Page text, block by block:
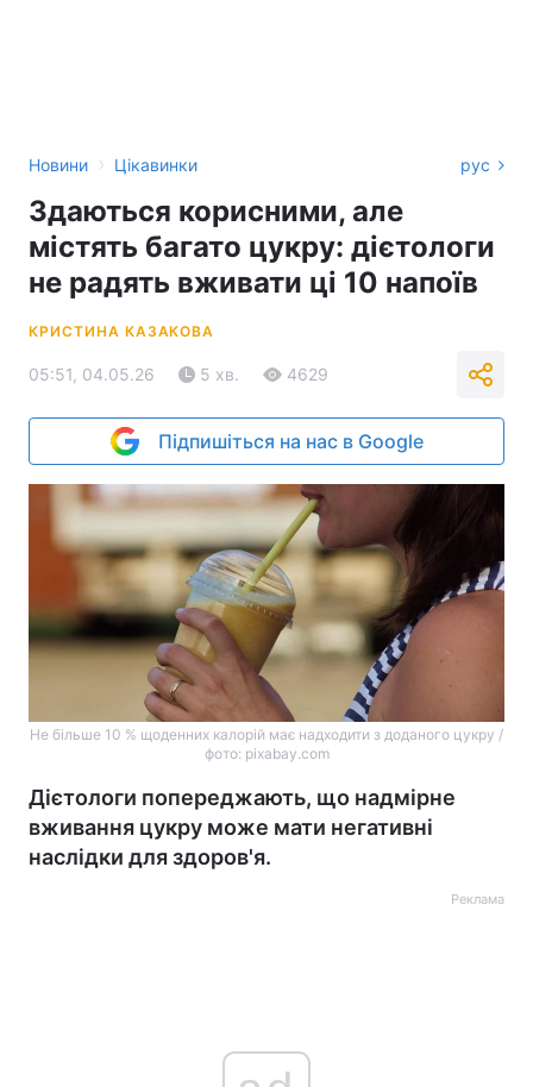
Новини › Цікавинки рус
Здаються корисними, але
містять багато цукру: дієтологи
не радять вживати ці 10 напоїв
КРИСТИНА КАЗАКОВА
05:51, 04.05.26 5 хв. 4629
Підпишіться на нас в Google
Не більше 10 % щоденних калорій має надходити з доданого цукру /
фото: pixabay.com
Дієтологи попереджають, що надмірне
вживання цукру може мати негативні
наслідки для здоров'я.
Реклама